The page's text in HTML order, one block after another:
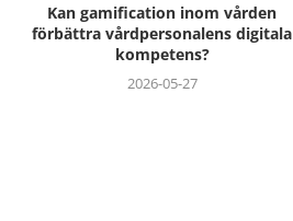
Kan gamification inom vården
förbättra vårdpersonalens digitala
kompetens?
2026-05-27